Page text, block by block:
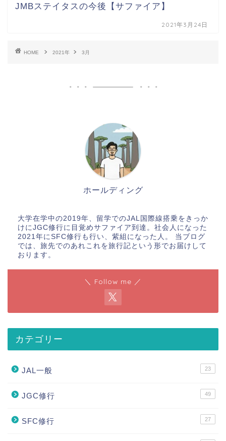
JMBステイタスの今後【サファイア】
2021年3月24日
HOME 2021年 3月
ホールディング
大学在学中の2019年、留学でのJAL国際線搭乗をきっか
けにJGC修行に目覚めサファイア到達。社会人になった
2021年にSFC修行も行い、紫組になった人。 当ブログ
では、旅先でのあれこれを旅行記という形でお届けして
おります。
＼ Follow me ／
カテゴリー
JAL一般 23
JGC修行 49
SFC修行 27